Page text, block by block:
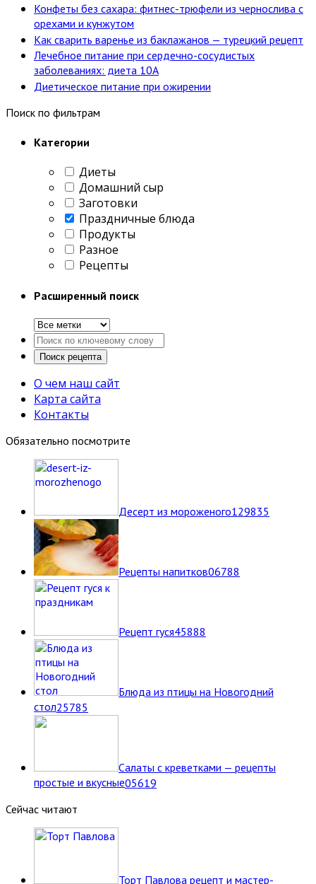
Конфеты без сахара: фитнес-трюфели из чернослива с
орехами и кунжутом
Как сварить варенье из баклажанов — турецкий рецепт
Лечебное питание при сердечно-сосудистых
заболеваниях: диета 10А
Диетическое питание при ожирении
Поиск по фильтрам
Категории
Диеты
Домашний сыр
Заготовки
Праздничные блюда
Продукты
Разное
Рецепты
Расширенный поиск
О чем наш сайт
Карта сайта
Контакты
Обязательно посмотрите
Десерт из мороженого129835
Рецепты напитков06788
Рецепт гуся45888
Блюда из птицы на Новогодний
стол25785
Салаты с креветками — рецепты
простые и вкусные05619
Сейчас читают
Торт Павлова рецепт и мастер-